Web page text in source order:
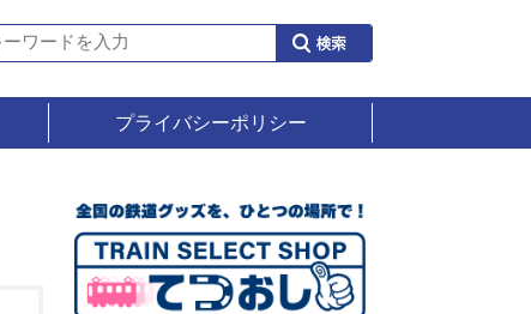
プライバシーポリシー